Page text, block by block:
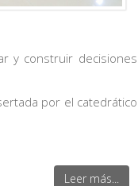
y construir decisiones
por el catedrático
Leer más...